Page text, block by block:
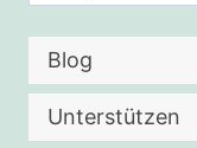
Blog
Unterstützen